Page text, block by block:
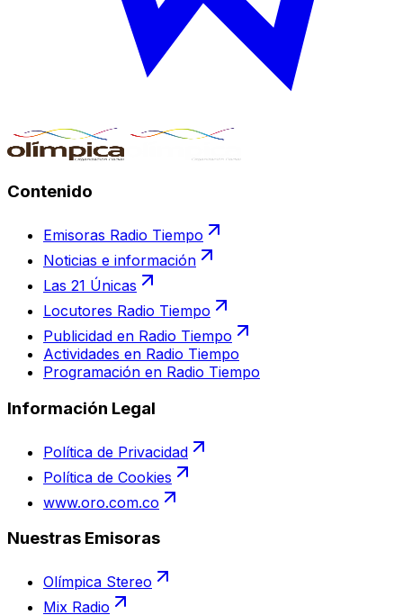
Contenido
Emisoras Radio Tiempo
Noticias e información
Las 21 Únicas
Locutores Radio Tiempo
Publicidad en Radio Tiempo
Actividades en Radio Tiempo
Programación en Radio Tiempo
Información Legal
Política de Privacidad
Política de Cookies
www.oro.com.co
Nuestras Emisoras
Olímpica Stereo
Mix Radio